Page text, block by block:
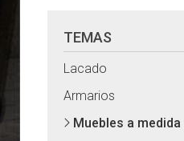
TEMAS
Lacado
Armarios
Muebles a medida